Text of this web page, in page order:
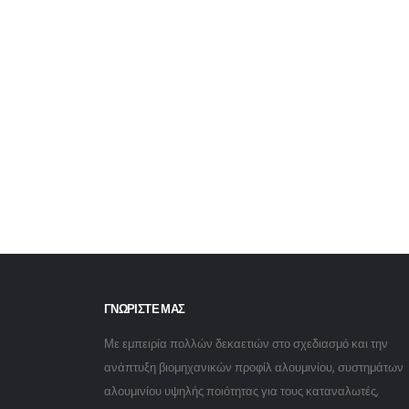
ΓΝΩΡΙΣΤΕ ΜΑΣ
Με εμπειρία πολλών δεκαετιών στο σχεδιασμό και την
ανάπτυξη βιομηχανικών προφίλ αλουμινίου, συστημάτων
αλουμινίου υψηλής ποιότητας για τους καταναλωτές,